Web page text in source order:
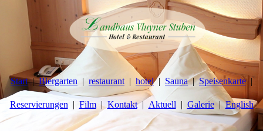
Start Biergarten restaurant hotel Sauna Speisenkarte
Reservierungen Film Kontakt Aktuell Galerie English